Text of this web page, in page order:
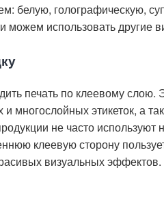
белую, голографическую,
можем использовать другие
печать по клеевому слою.
многослойных этикеток, а
не часто используют
клеевую сторону
визуальных эффектов.